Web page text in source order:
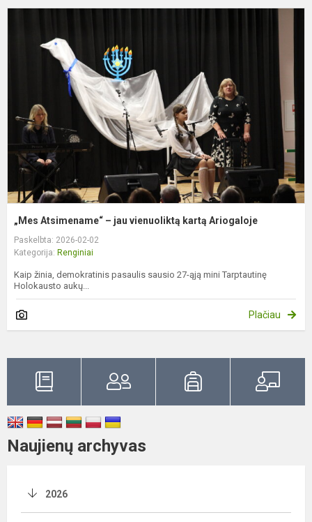
„Mes Atsimename“ – jau vienuoliktą kartą Ariogaloje
Paskelbta: 2026-02-02
Kategorija: Renginiai
Kaip žinia, demokratinis pasaulis sausio 27-ąją mini Tarptautinę
Holokausto aukų...
Plačiau
Naujienų archyvas
2026